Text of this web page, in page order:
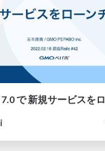
で 新規サービスを